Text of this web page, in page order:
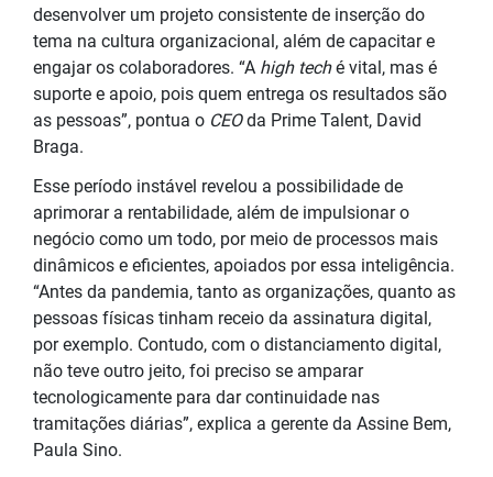
desenvolver um projeto consistente de inserção do
tema na cultura organizacional, além de capacitar e
engajar os colaboradores. “A high teché vital, mas é
suporte e apoio, pois quem entrega os resultados são
as pessoas”, pontua o CEOda Prime Talent, David
Braga.
Esse período instável revelou a possibilidade de
aprimorar a rentabilidade, além de impulsionar o
negócio como um todo, por meio de processos mais
dinâmicos e eficientes, apoiados por essa inteligência.
“Antes da pandemia, tanto as organizações, quanto as
pessoas físicas tinham receio da assinatura digital,
por exemplo. Contudo, com o distanciamento digital,
não teve outro jeito, foi preciso se amparar
tecnologicamente para dar continuidade nas
tramitações diárias”, explica a gerente da Assine Bem,
Paula Sino.